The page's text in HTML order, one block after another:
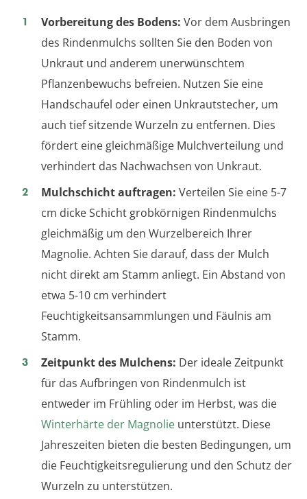
Vorbereitung des Bodens: Vor dem Ausbringen
des Rindenmulchs sollten Sie den Boden von
Unkraut und anderem unerwünschtem
Pflanzenbewuchs befreien. Nutzen Sie eine
Handschaufel oder einen Unkrautstecher, um
auch tief sitzende Wurzeln zu entfernen. Dies
fördert eine gleichmäßige Mulchverteilung und
verhindert das Nachwachsen von Unkraut.
Mulchschicht auftragen: Verteilen Sie eine 5-7
cm dicke Schicht grobkörnigen Rindenmulchs
gleichmäßig um den Wurzelbereich Ihrer
Magnolie. Achten Sie darauf, dass der Mulch
nicht direkt am Stamm anliegt. Ein Abstand von
etwa 5-10 cm verhindert
Feuchtigkeitsansammlungen und Fäulnis am
Stamm.
Zeitpunkt des Mulchens: Der ideale Zeitpunkt
für das Aufbringen von Rindenmulch ist
entweder im Frühling oder im Herbst, was die
Winterhärte der Magnolie unterstützt. Diese
Jahreszeiten bieten die besten Bedingungen, um
die Feuchtigkeitsregulierung und den Schutz der
Wurzeln zu unterstützen.